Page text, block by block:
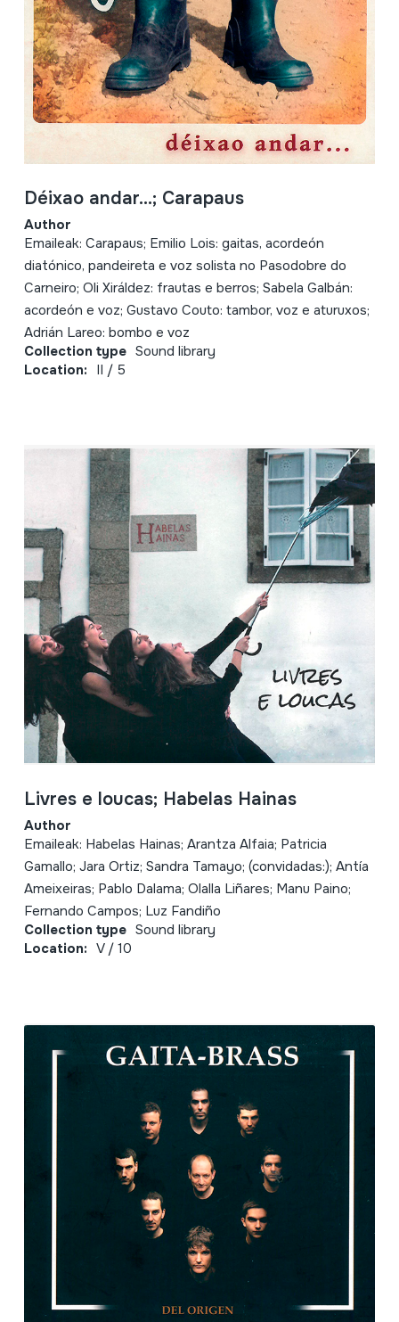
Déixao andar...; Carapaus
Author
Emaileak: Carapaus; Emilio Lois: gaitas, acordeón
diatónico, pandeireta e voz solista no Pasodobre do
Carneiro; Oli Xiráldez: frautas e berros; Sabela Galbán:
acordeón e voz; Gustavo Couto: tambor, voz e aturuxos;
Adrián Lareo: bombo e voz
Collection type Sound library
Location: II / 5
Livres e loucas; Habelas Hainas
Author
Emaileak: Habelas Hainas; Arantza Alfaia; Patricia
Gamallo; Jara Ortiz; Sandra Tamayo; (convidadas:); Antía
Ameixeiras; Pablo Dalama; Olalla Liñares; Manu Paino;
Fernando Campos; Luz Fandiño
Collection type Sound library
Location: V / 10